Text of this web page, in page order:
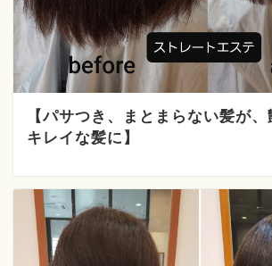
【パサつき、まとまらない髪が
キレイな髪に】